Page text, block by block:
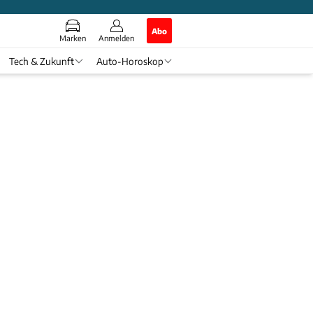
Marken Anmelden
Abo
Tech & Zukunft Auto-Horoskop